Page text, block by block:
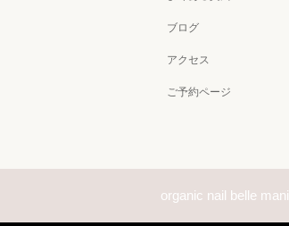
ブログ
アクセス
ご予約ページ
organic nail belle mani